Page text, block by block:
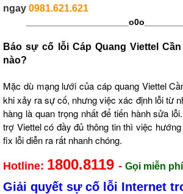
ngay 0981.621.621
_____________________o0o
Báo sự cố lỗi Cáp Quang Viettel
nào?
Mặc dù mạng lưới của cáp quang Viettel
khi xảy ra sự cố, nhưng việc xác định lỗi từ
hàng là quan trọng nhất để tiến hành sửa
trợ Viettelcó đầy đủ thông tin thì việc
fix lỗi diễn ra rất nhanh chóng.
Hotline: 1800.8119 - Gọi miễn
Giải quyết sự cố lỗi Internet